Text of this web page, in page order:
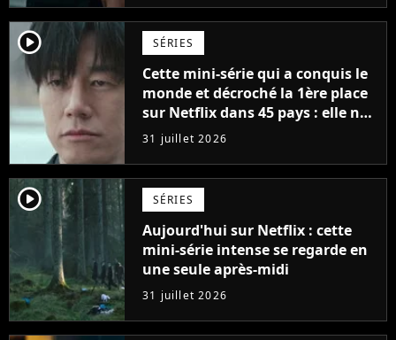
player2 SÉRIES
Cette mini-série qui a conquis le
monde et décroché la 1ère place
sur Netflix dans 45 pays : elle ne
compte que 10 épisodes et c'est
un phénomène mondial
31 juillet 2026
player2 SÉRIES
Aujourd'hui sur Netflix : cette
mini-série intense se regarde en
une seule après-midi
31 juillet 2026